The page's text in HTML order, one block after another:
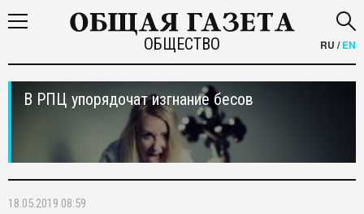
ОБЩЕСТВО RU /EN
В РПЦ упорядочат изгнание бесов
18.05.2019 08:59